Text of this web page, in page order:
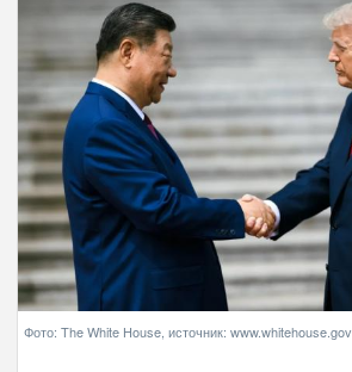
Фото: The White House, источник: www.whitehouse.gov